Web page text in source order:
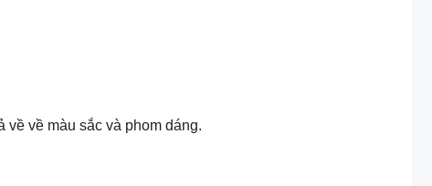
về về màu sắc và phom dáng.